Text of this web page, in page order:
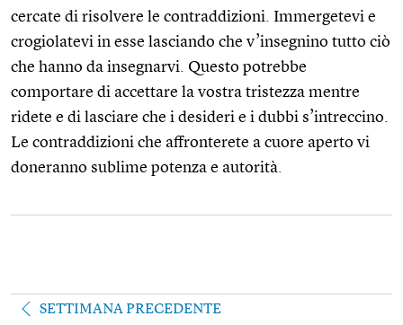
cercate di risolvere le contraddizioni. Immergetevi e
crogiolatevi in ​​esse lasciando che v’insegnino tutto ciò
che hanno da insegnarvi. Questo potrebbe
comportare di accettare la vostra tristezza mentre
ridete e di lasciare che i desideri e i dubbi s’intreccino.
Le contraddizioni che affronterete a cuore aperto vi
doneranno sublime potenza e autorità.
SETTIMANA PRECEDENTE